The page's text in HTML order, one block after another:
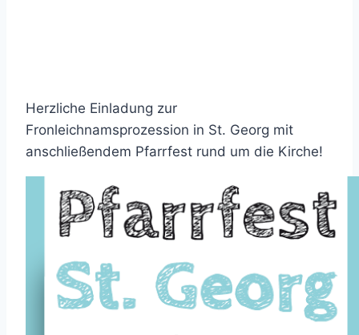
Herzliche Einladung zur
Fronleichnamsprozession in St. Georg mit
anschließendem Pfarrfest rund um die Kirche!